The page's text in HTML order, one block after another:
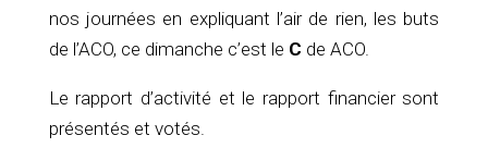
nos journées en expliquant l’air de rien, les buts
de l’ACO, ce dimanche c’est le C de ACO.
Le rapport d’activité et le rapport financier sont
présentés et votés.